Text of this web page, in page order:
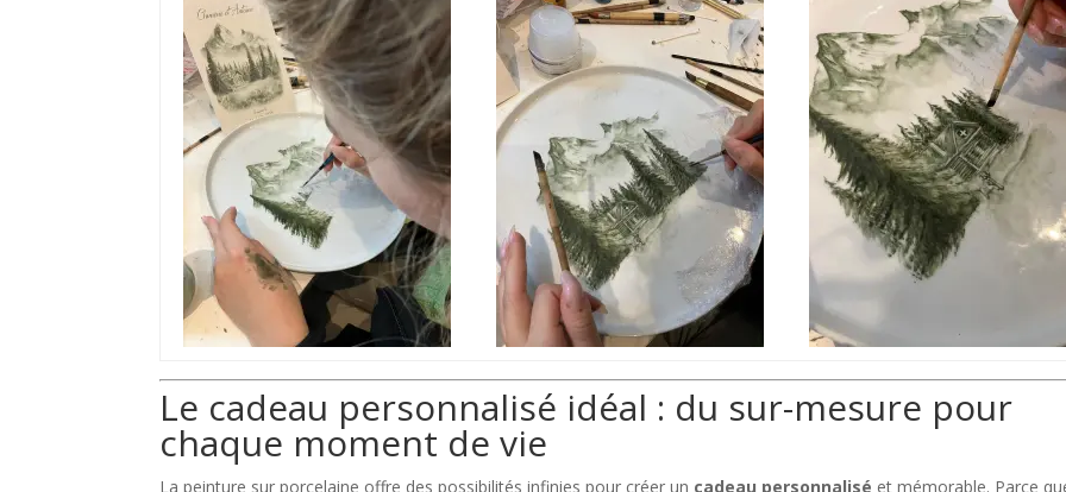
Le cadeau personnalisé idéal : du sur-mesure pour
chaque moment de vie
La peinture sur porcelaine offre des possibilités infinies pour créer un cadeau personnalisé et mémorable. Parce